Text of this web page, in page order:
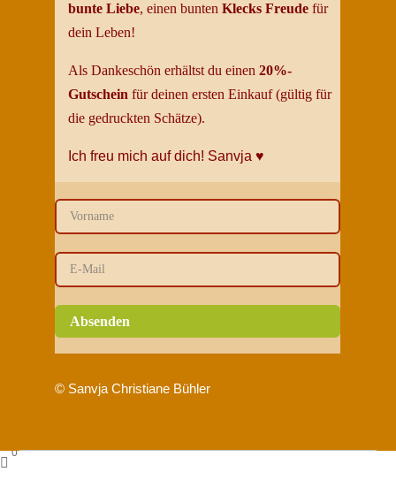
bunte Liebe, einen buntenKlecks Freude für
deinLeben!
Als Dankeschön erhältst du einen20%-
Gutschein für deinen ersten Einkauf (gültig für
die gedruckten Schätze).
Ich freu mich auf dich! Sanvja♥
Absenden
© Sanvja Christiane Bühler

0